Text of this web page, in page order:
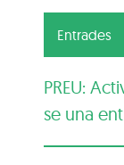
Entrades
PREU:
se una